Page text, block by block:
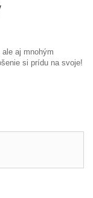
ale aj mnohým
si prídu na svoje!